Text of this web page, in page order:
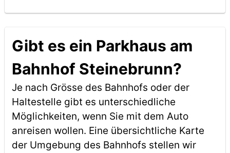
Gibt es ein Parkhaus am
Bahnhof Steinebrunn?
Je nach Grösse des Bahnhofs oder der
Haltestelle gibt es unterschiedliche
Möglichkeiten, wenn Sie mit dem Auto
anreisen wollen. Eine übersichtliche Karte
der Umgebung des Bahnhofs stellen wir